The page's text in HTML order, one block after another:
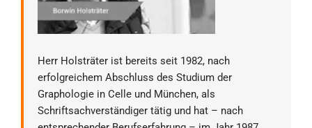
Herr Holsträter ist bereits seit 1982, nach
erfolgreichem Abschluss des Studium der
Graphologie in Celle und München, als
Schriftsachverständiger tätig und hat – nach